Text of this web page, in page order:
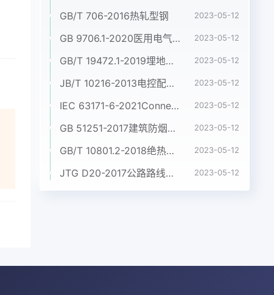
GB/T 706-2016热轧型钢 2023-05-12
GB 9706.1-2020医用电气设备 第1部分:基本安全和基本性能的通用要求 2023-05-12
GB/T 19472.1-2019埋地用聚乙烯(PE)结构壁管道系统 第1部分:聚乙烯双壁波纹管材 2023-05-12
JB/T 10216-2013电控配电用电缆桥架 2023-05-12
IEC 63171-6-2021Connectors for electrical and electronic equipment - Part 6: Detail specification for 2-way and 4-way (data/power), shielded, free and fixed connectors for power and data transmission with frequencies up to 600 MHz 2023-05-12
GB 51251-2017建筑防烟排烟系统技术标准 2023-05-12
GB/T 10801.2-2018绝热用挤塑聚苯乙烯泡沫塑料(XPS) 2023-05-12
JTG D20-2017公路路线设计规范 2023-05-12